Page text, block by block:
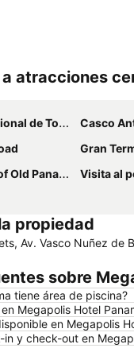
atracciones
Tocumen Casco
Gran Terminal
Panama
Visita al
propiedad
Av. Vasco Nuñez de
sobre
tiene área de piscina?
Megapolis Hotel
en Megapolis
in y check-out en